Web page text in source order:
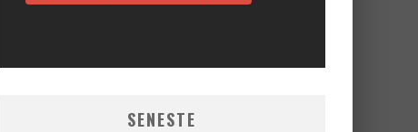
SENESTE